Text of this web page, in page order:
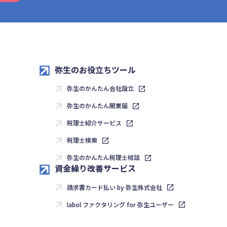
弥生のお役立ちツール
弥生のかんたん会社設立
弥生のかんたん開業届
税理士紹介サービス
税理士検索
弥生のかんたん税理士相談
資金繰り改善サービス
請求書カード払い by 弥生株式会社
labol ファクタリング for 弥生ユーザー